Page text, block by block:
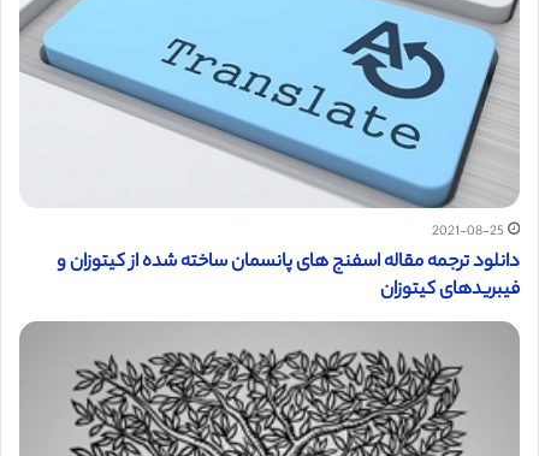
2021-08-25
دانلود ترجمه مقاله اسفنج‌ های پانسمان ساخته شده از كيتوزان و
فيبريدهای كيتوزان